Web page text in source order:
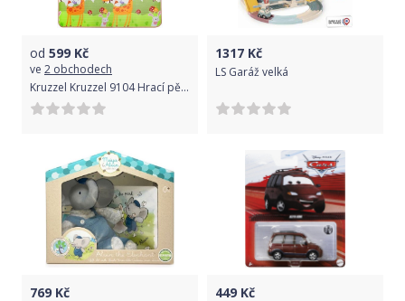
virtuóz,
zatímco
režim
Pokud
od 599 Kč
ve 2 obchodech
Kruzzel Kruzzel 9104 Hrací pěnová podložka pro děti Žirafa 180 x 180 cm
1317 Kč
LS Garáž velká
769 Kč 449 Kč